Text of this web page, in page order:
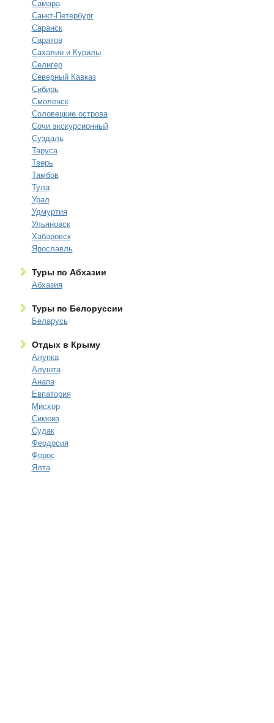
Самара
Санкт-Петербург
Саранск
Саратов
Сахалин и Курилы
Селигер
Северный Кавказ
Сибирь
Смоленск
Соловецкие острова
Сочи экскурсионный
Суздаль
Таруса
Тверь
Тамбов
Тула
Урал
Удмуртия
Ульяновск
Хабаровск
Ярославль
Туры по Абхазии
Абхазия
Туры по Белоруссии
Беларусь
Отдых в Крыму
Алупка
Алушта
Анапа
Евпатория
Мисхор
Симеиз
Судак
Феодосия
Форос
Ялта